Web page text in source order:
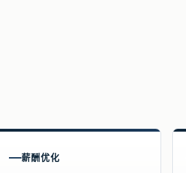
薪酬优化